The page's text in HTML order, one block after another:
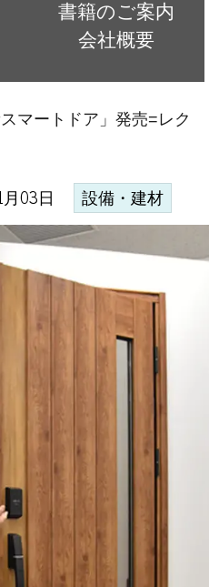
書籍のご案内
会社概要
マートドア」発売=レク
月03日 設備・建材